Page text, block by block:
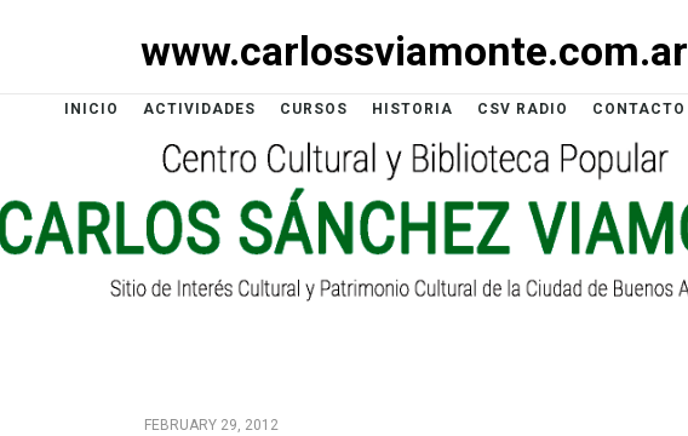
www.carlossviamonte.com.ar
INICIO ACTIVIDADES CURSOS HISTORIA CSV RADIO CONTACTO
FEBRUARY 29, 2012